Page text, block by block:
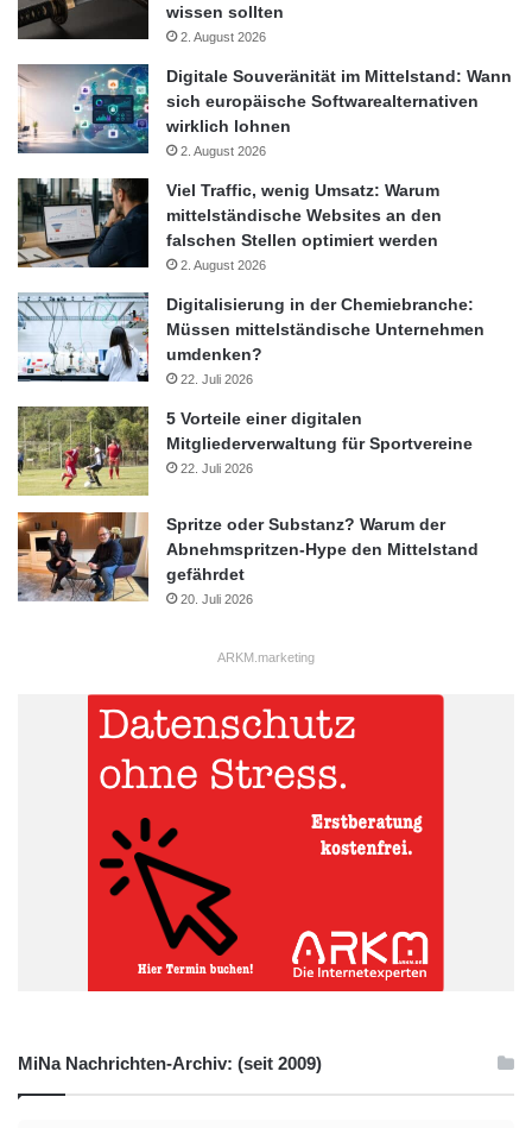
wissen sollten
2. August 2026
Digitale Souveränität im Mittelstand: Wann
sich europäische Softwarealternativen
wirklich lohnen
2. August 2026
Viel Traffic, wenig Umsatz: Warum
mittelständische Websites an den
falschen Stellen optimiert werden
2. August 2026
Digitalisierung in der Chemiebranche:
Müssen mittelständische Unternehmen
umdenken?
22. Juli 2026
5 Vorteile einer digitalen
Mitgliederverwaltung für Sportvereine
22. Juli 2026
Spritze oder Substanz? Warum der
Abnehmspritzen-Hype den Mittelstand
gefährdet
20. Juli 2026
ARKM.marketing
MiNa Nachrichten-Archiv: (seit 2009)